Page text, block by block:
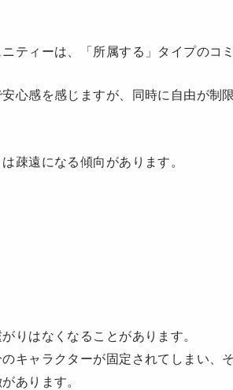
ティーは、「所属する」タイプのコ
心感を感じますが、同時に自由が制
疎遠になる傾向があります。
りはなくなることがあります。
キャラクターが固定されてしまい、
あります。